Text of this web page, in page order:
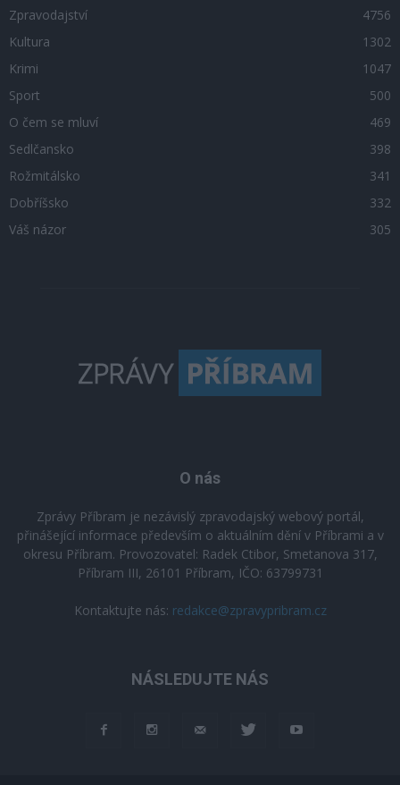
Zpravodajství
4756
Kultura
1302
Krimi
1047
Sport
500
O čem se mluví
469
Sedlčansko
398
Rožmitálsko
341
Dobříšsko
332
Váš názor
305
O nás
Zprávy Příbram je nezávislý zpravodajský webový portál,
přinášející informace především o aktuálním dění v Příbrami a v
okresu Příbram. Provozovatel: Radek Ctibor, Smetanova 317,
Příbram III, 26101 Příbram, IČO: 63799731
Kontaktujte nás: redakce@zpravypribram.cz
NÁSLEDUJTE NÁS